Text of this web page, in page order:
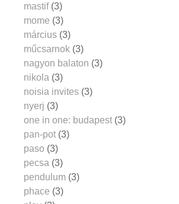
mastif (3)
mome (3)
március (3)
műcsarnok (3)
nagyon balaton (3)
nikola (3)
noisia invites (3)
nyerj (3)
one in one: budapest (3)
pan-pot (3)
paso (3)
pecsa (3)
pendulum (3)
phace (3)